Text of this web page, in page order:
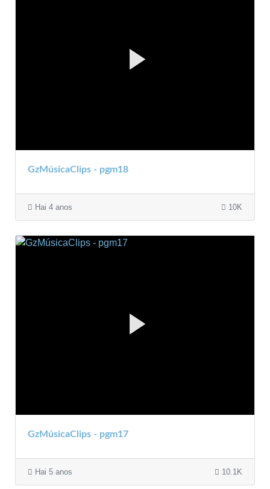
GzMúsicaClips - pgm18
Hai 4 anos 10K
GzMúsicaClips - pgm17
Hai 5 anos 10.1K